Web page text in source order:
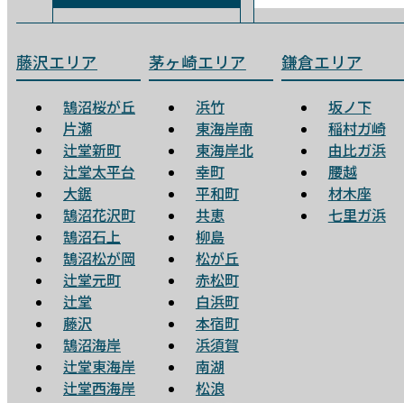
藤沢エリア
鵠沼桜が丘
片瀬
辻堂新町
辻堂太平台
大鋸
鵠沼花沢町
鵠沼石上
鵠沼松が岡
辻堂元町
辻堂
藤沢
鵠沼海岸
辻堂東海岸
辻堂西海岸
茅ヶ崎エリア
浜竹
東海岸南
東海岸北
幸町
平和町
共恵
柳島
松が丘
赤松町
白浜町
本宿町
浜須賀
南湖
松浪
鎌倉エリア
坂ノ下
稲村ガ崎
由比ガ浜
腰越
材木座
七里ガ浜